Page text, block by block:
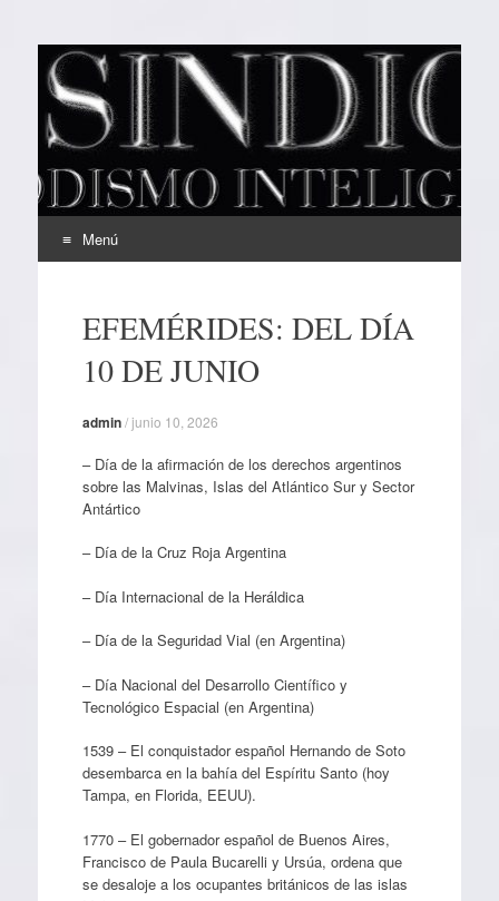
EL SINDICAL
Periodismo Inteligente
Menú
contenidoEFEMÉRIDES: DEL DÍA
10 DE JUNIO
admin/junio 10, 2026
– Día de la afirmación de los derechos argentinos
sobre las Malvinas, Islas del Atlántico Sur y Sector
Antártico
– Día de la Cruz Roja Argentina
– Día Internacional de la Heráldica
– Día de la Seguridad Vial (en Argentina)
– Día Nacional del Desarrollo Científico y
Tecnológico Espacial (en Argentina)
1539 – El conquistador español Hernando de Soto
desembarca en la bahía del Espíritu Santo (hoy
Tampa, en Florida, EEUU).
1770 – El gobernador español de Buenos Aires,
Francisco de Paula Bucarelli y Ursúa, ordena que
se desaloje a los ocupantes británicos de las islas